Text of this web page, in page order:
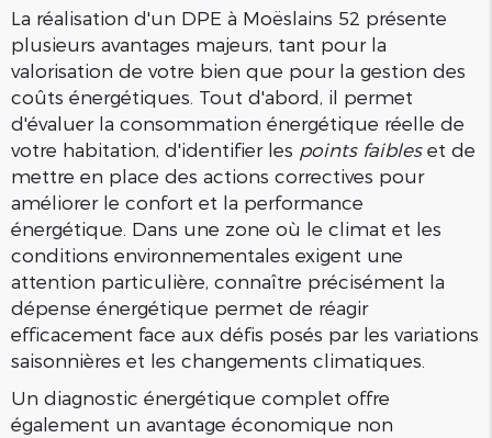
La réalisation d'un DPE à Moëslains 52 présente
plusieurs avantages majeurs, tant pour la
valorisation de votre bien que pour la gestion des
coûts énergétiques. Tout d'abord, il permet
d'évaluer la consommation énergétique réelle de
votre habitation, d'identifier les points faibleset de
mettre en place des actions correctives pour
améliorer le confort et la performance
énergétique. Dans une zone où le climat et les
conditions environnementales exigent une
attention particulière, connaître précisément la
dépense énergétique permet de réagir
efficacement face aux défis posés par les variations
saisonnières et les changements climatiques.
Un diagnostic énergétique complet offre
également un avantage économique non